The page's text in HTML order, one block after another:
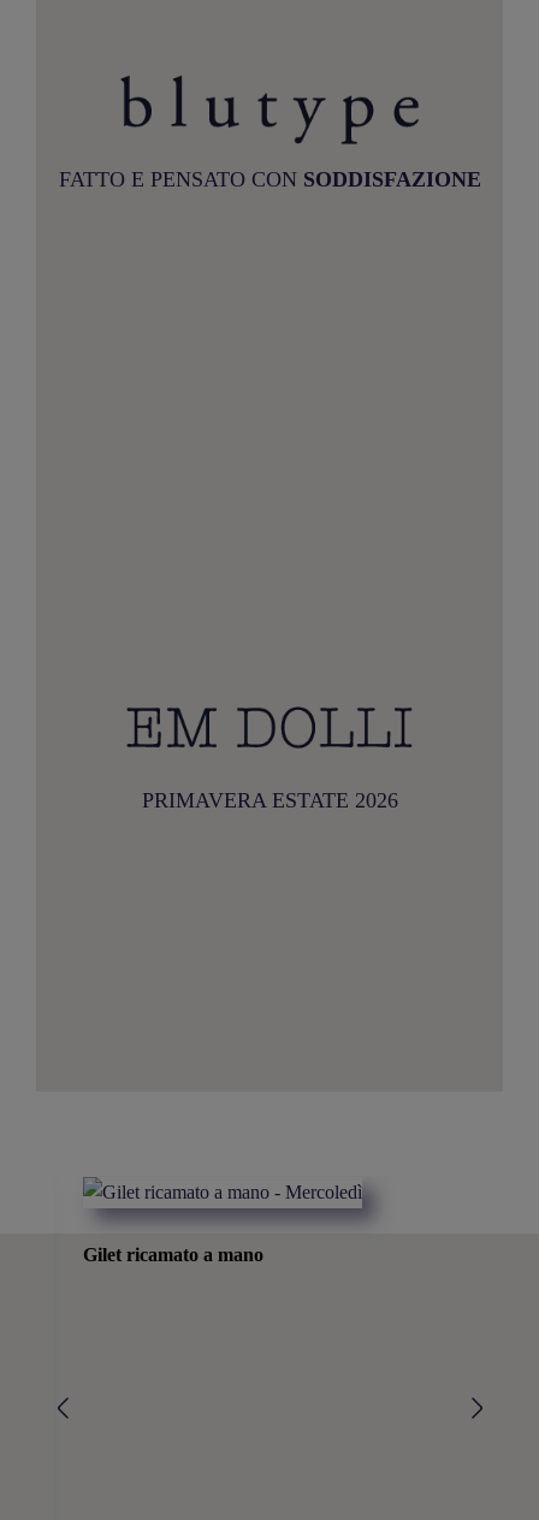
FATTO E PENSATO CON SODDISFAZIONE
PRIMAVERA ESTATE 2026
Gilet ricamato a mano